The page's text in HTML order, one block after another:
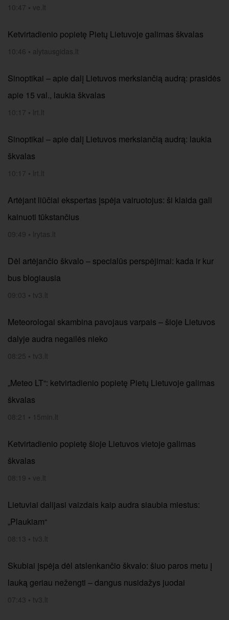
10:47 • ve.lt
Ketvirtadienio popietę Pietų Lietuvoje galimas škvalas
10:46 • alytausgidas.lt
Sinoptikai – apie dalį Lietuvos merksiančią audrą: prasidės
apie 15 val., laukia škvalas
10:17 • lrt.lt
Sinoptikai – apie dalį Lietuvos merksiančią audrą: laukia
škvalas
10:17 • lrt.lt
Artėjant liūčiai ekspertas įspėja vairuotojus: ši klaida gali
kainuoti tūkstančius
09:49 • lrytas.lt
Dėl artėjančio škvalo – specialūs perspėjimai: kada ir kur
bus blogiausia
09:03 • tv3.lt
Meteorologai skambina pavojaus varpais – šioje Lietuvos
dalyje audra negailės nieko
08:25 • tv3.lt
„Meteo LT“: ketvirtadienio popietę Pietų Lietuvoje galimas
škvalas
08:21 • 15min.lt
Ketvirtadienio popietę šioje Lietuvos vietoje galimas
škvalas
08:19 • ve.lt
Lietuviai dalijasi vaizdais kaip audra siaubia miestus:
„Plaukiam“
08:13 • tv3.lt
Skubiai įspėja dėl atslenkančio škvalo: šiuo paros metu į
lauką geriau nežengti – dangus nusidažys juodai
07:43 • tv3.lt